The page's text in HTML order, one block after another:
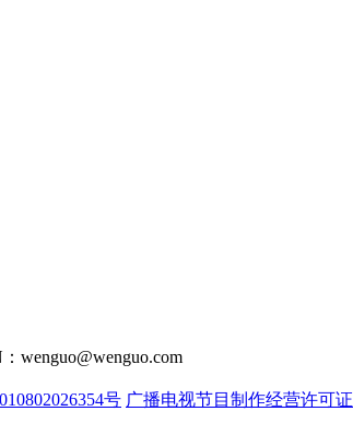
wenguo@wenguo.com
号 广播电视节目制作经营许可证